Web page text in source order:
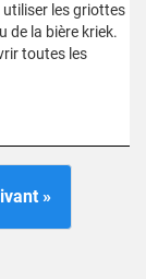
utiliser les griottes
de la bière kriek.
toutes les
»